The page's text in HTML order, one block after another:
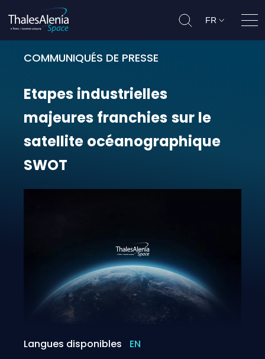
FR
COMMUNIQUÉS DE PRESSE
Etapes industrielles majeures
Etapes industrielles
majeures franchies sur le
satellite océanographique
SWOT
Langues disponibles EN